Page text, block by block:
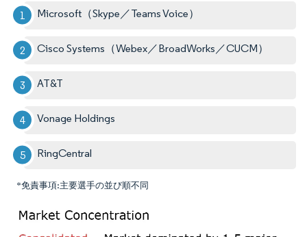
Microsoft（Skype／Teams Voice）
Cisco Systems（Webex／BroadWorks／CUCM）
AT&T
Vonage Holdings
RingCentral
*免責事項:主要選手の並び順不同